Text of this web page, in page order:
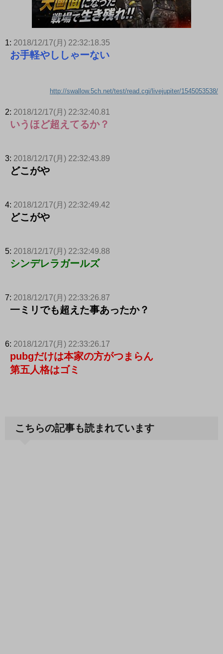
1: 2018/12/17(月) 22:32:18.35
お手軽やししゃーない
http://swallow.5ch.net/test/read.cgi/livejupiter/1545053538/
2: 2018/12/17(月) 22:32:40.81
いうほど超えてるか？
3: 2018/12/17(月) 22:32:43.89
どこがや
4: 2018/12/17(月) 22:32:49.42
どこがや
5: 2018/12/17(月) 22:32:49.88
シンデレラガールズ
7: 2018/12/17(月) 22:33:26.87
一ミリでも超えた事あったか？
6: 2018/12/17(月) 22:33:26.17
pubgだけは本家の方がつまらん
第五人格はゴミ
こちらの記事も読まれています